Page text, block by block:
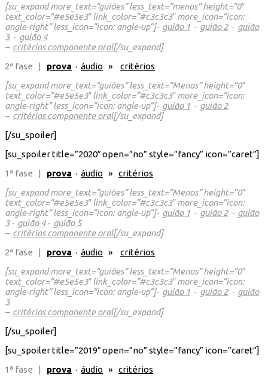
[su_expand more_text=”guiões” less_text=”menos” height=”0″
text_color=”#e5e5e3″ link_color=”#c3c3c3″ more_icon=”icon:
angle-right” less_icon=”icon: angle-up”]- guião 1 · guião 2· guião
3· guião 4
– critérios componente oral[/su_expand]
2ª fase |
prova · áudio » critérios
[su_expand more_text=”guiões” less_text=”Menos” height=”0″
text_color=”#e5e5e3″ link_color=”#c3c3c3″ more_icon=”icon:
angle-right” less_icon=”icon: angle-up”]- guião 1 · guião 2
– critérios componente oral[/su_expand]
[/su_spoiler]
[su_spoiler title=”2020″ open=”no” style=”fancy” icon=”caret”]
1ª fase |
prova · áudio » critérios
[su_expand more_text=”guiões” less_text=”Menos” height=”0″
text_color=”#e5e5e3″ link_color=”#c3c3c3″ more_icon=”icon:
angle-right” less_icon=”icon: angle-up”]- guião 1 · guião 2· guião
3· guião 4· guião 5
– critérios componente oral[/su_expand]
2ª fase |
prova · áudio » critérios
[su_expand more_text=”guiões” less_text=”Menos” height=”0″
text_color=”#e5e5e3″ link_color=”#c3c3c3″ more_icon=”icon:
angle-right” less_icon=”icon: angle-up”]- guião 1 · guião 2· guião
3
– critérios componente oral[/su_expand]
[/su_spoiler]
[su_spoiler title=”2019″ open=”no” style=”fancy” icon=”caret”]
1ª fase |
prova · áudio » critérios